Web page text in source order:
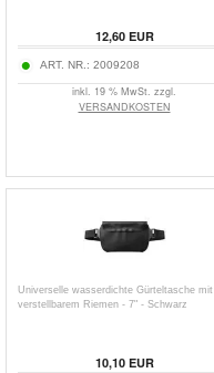
12,60EUR
ART. NR.: 2009208
inkl. 19 % MwSt. zzgl.
VERSANDKOSTEN
Universelle wasserdichte Gürteltasche mit
verstellbarem Riemen - 7" - Schwarz
10,10EUR